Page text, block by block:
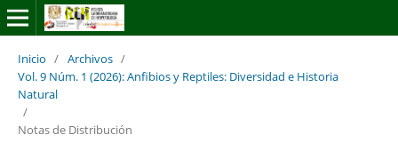
Inicio / Archivos /
Vol. 9 Núm. 1 (2026): Anfibios y Reptiles: Diversidad e Historia
Natural
/
Notas de Distribución